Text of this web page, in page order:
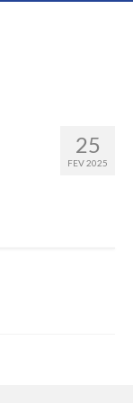
25
FEV 2025